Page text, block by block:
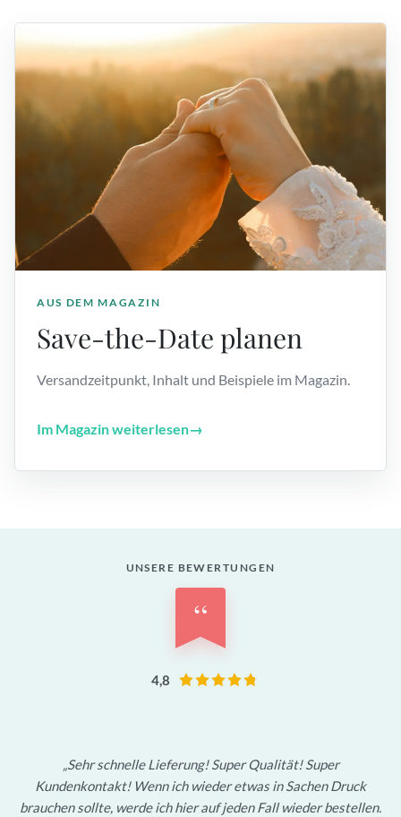
AUS DEM MAGAZIN
Save-the-Date planen
Versandzeitpunkt, Inhalt und Beispiele im Magazin.
Im Magazin weiterlesen→
UNSERE BEWERTUNGEN
“
4,8
Sehr schnelle Lieferung! Super Qualität! Super
Kundenkontakt! Wenn ich wieder etwas in Sachen Druck
brauchen sollte, werde ich hier auf jeden Fall wieder bestellen.